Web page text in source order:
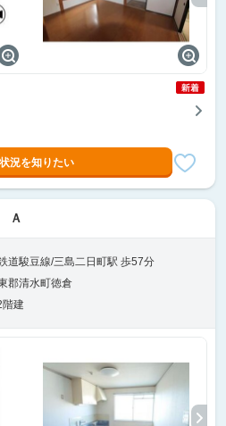
況を知りたい
Ａ
道駿豆線/三島二日町駅 歩57分
郡清水町徳倉
階建